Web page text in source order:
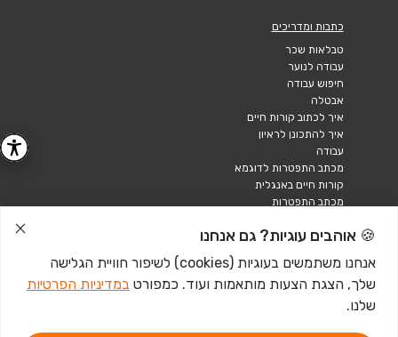
כתבות ומדריכים
טבלאות שכר
עבודה לנוער
חיפוש עבודה
אבטלה
איך לכתוב קורות חיים
איך להתכונן לראיון
עבודה
מכתב התפטרות לדוגמא
קורות חיים באנגלית
מכתב התפטרות
🍪 אוהבים עוגיות? גם אנחנו
אנחנו משתמשים בעוגיות (cookies) לשיפור חוויית הגלישה
שלך, הצגת הצעות מותאמות ועוד. כמפורט במדיניות הפרטיות
שלנו.